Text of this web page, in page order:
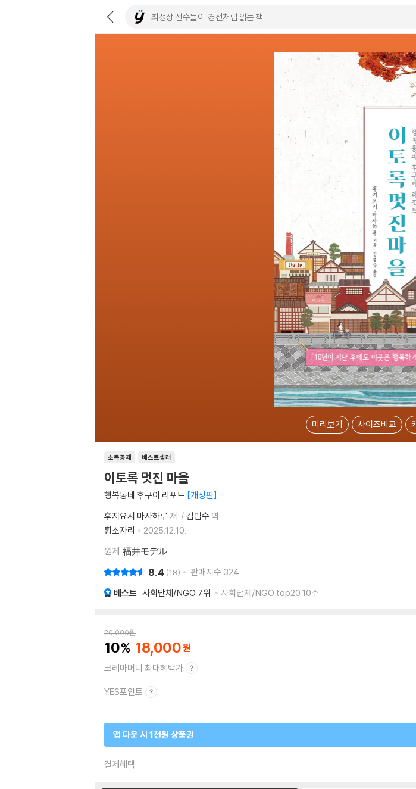
미리보기 사이즈비교
소득공제 베스트셀러
이토록 멋진 마을
행복동네 후쿠이 리포트 개정판
후지요시 마사하루 저 김범수 역
황소자리
2025.12.10.
원제 福井モデル
8.4 18 판매지수 324
베스트 사회단체/NGO 7위 사회단체/NGO top20 10주
20,000원
10 18,000
크레마머니 최대혜택가
YES포인트
앱 다운 시 1천원 상품권
결제혜택